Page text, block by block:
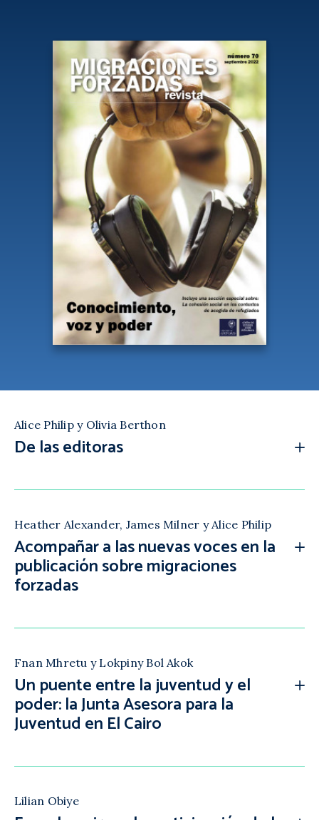
Alice Philip y Olivia Berthon
De las editoras
Heather Alexander, James Milner y Alice Philip
Acompañar a las nuevas voces en la
publicación sobre migraciones
forzadas
Fnan Mhretu y Lokpiny Bol Akok
Un puente entre la juventud y el
poder: la Junta Asesora para la
Juventud en El Cairo
Lilian Obiye